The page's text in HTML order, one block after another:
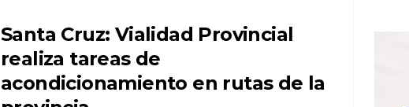
Santa Cruz: Vialidad Provincial
realiza tareas de
acondicionamiento en rutas de la